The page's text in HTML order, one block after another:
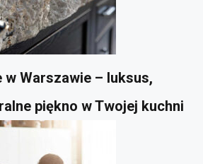
w Warszawie – luksus,
piękno w Twojej kuchni